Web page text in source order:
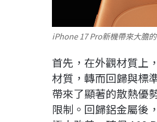
iPhone 17 Pro新機帶來大膽
首先，在外觀材質上
材質，轉而回歸與標
帶來了顯著的散熱優
限制。回歸鋁金屬後